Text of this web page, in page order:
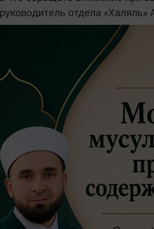
отдела